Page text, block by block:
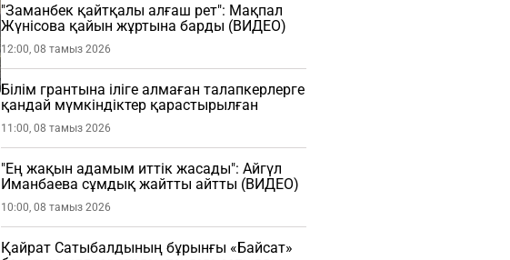
"Заманбек қайтқалы алғаш рет": Мақпал
Жүнісова қайын жұртына барды (ВИДЕО)
12:00, 08 тамыз 2026
Білім грантына іліге алмаған талапкерлерге
қандай мүмкіндіктер қарастырылған
11:00, 08 тамыз 2026
"Ең жақын адамым иттік жасады": Айгүл
Иманбаева сұмдық жайтты айтты (ВИДЕО)
10:00, 08 тамыз 2026
Қайрат Сатыбалдының бұрынғы «Байсат»